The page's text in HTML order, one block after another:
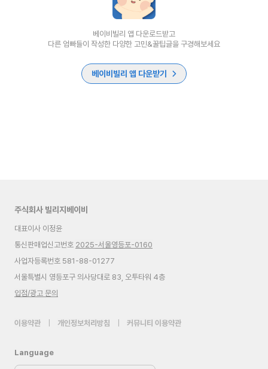
베이비빌리 앱 다운로드받고
다른 엄빠들이 작성한 다양한 고민&꿀팁글을 구경해보세요
베이비빌리 앱 다운받기
주식회사 빌리지베이비
대표이사 이정윤
통신판매업신고번호 2025-서울영등포-0160
사업자등록번호 581-88-01277
서울특별시 영등포구 의사당대로 83, 오투타워 4층
입점/광고 문의
이용약관 개인정보처리방침 커뮤니티 이용약관
Language